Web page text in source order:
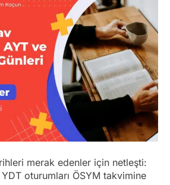
merak edenler için netleşti:
oturumları ÖSYM takvimine